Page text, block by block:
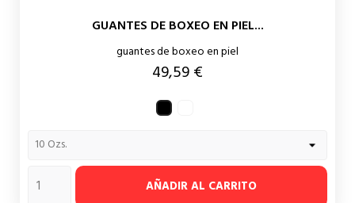
GUANTES DE BOXEO EN PIEL...
guantes de boxeo en piel
Precio
49,59 €
Negro
AÑADIR AL CARRITO